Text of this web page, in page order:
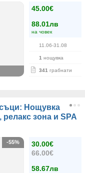
45.00€
88.01лв
на човек
11.06-31.08
1 нощувка
341 грабнати
Нощувка
зона и SPA
30.00€
66.00€
58.67лв
-55%